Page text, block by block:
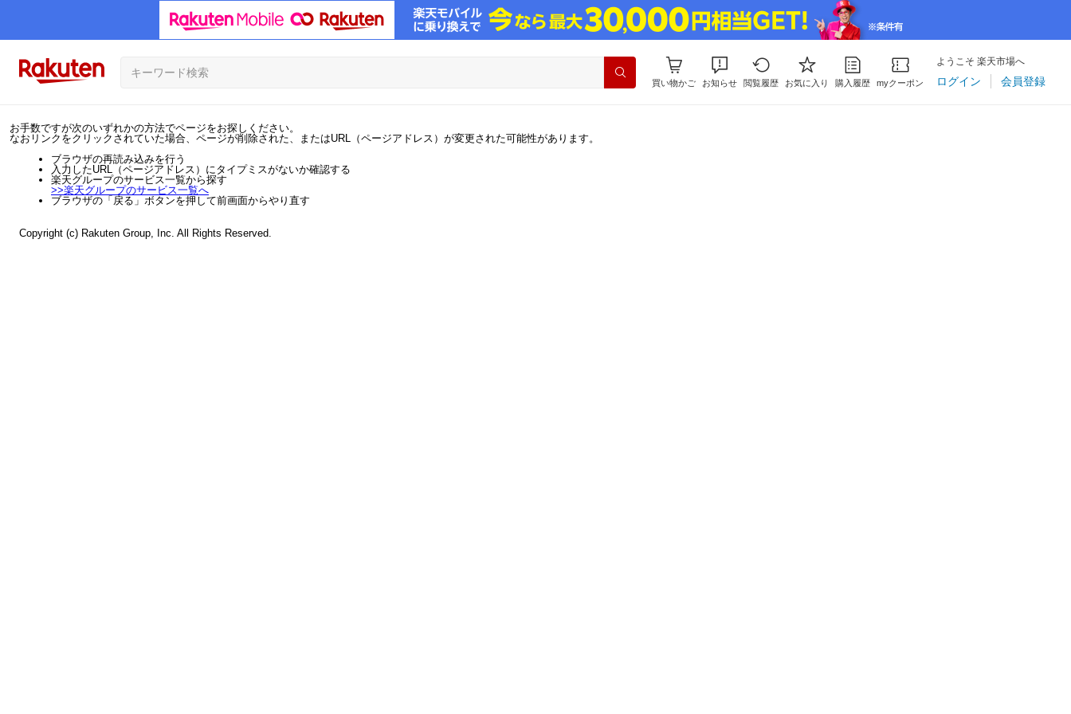
買い物かご お知らせ 閲覧履歴 お気に入り 購入履歴 myクーポン
ようこそ 楽天市場へ
ログイン 会員登録
お手数ですが次のいずれかの方法でページをお探しください。
なおリンクをクリックされていた場合、ページが削除された、またはURL（ページアドレス）が変更された可能性があります。
ブラウザの再読み込みを行う
入力したURL（ページアドレス）にタイプミスがないか確認する
楽天グループのサービス一覧から探す
>>楽天グループのサービス一覧へ
ブラウザの「戻る」ボタンを押して前画面からやり直す
Copyright (c) Rakuten Group, Inc. All Rights Reserved.